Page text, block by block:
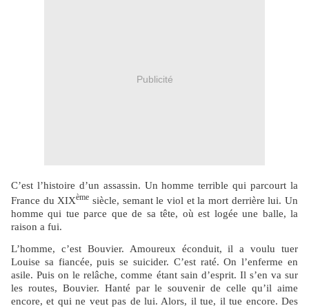
Publicité
C’est l’histoire d’un assassin. Un homme terrible qui parcourt la
France du XIXème siècle, semant le viol et la mort derrière lui. Un
homme qui tue parce que de sa tête, où est logée une balle, la
raison a fui.
L’homme, c’est Bouvier. Amoureux éconduit, il a voulu tuer
Louise sa fiancée, puis se suicider. C’est raté. On l’enferme en
asile. Puis on le relâche, comme étant sain d’esprit. Il s’en va sur
les routes, Bouvier. Hanté par le souvenir de celle qu’il aime
encore, et qui ne veut pas de lui. Alors, il tue, il tue encore. Des